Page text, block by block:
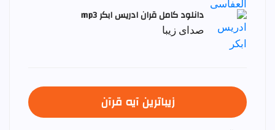
دانلود کامل قران ادریس ابکر mp3
صدای زیبا
زیباترین آیه قرآن